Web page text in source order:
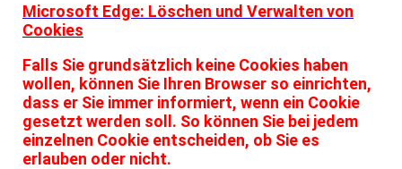
Microsoft Edge: Löschen und Verwalten von
Cookies
Falls Sie grundsätzlich keine Cookies haben
wollen, können Sie Ihren Browser so einrichten,
dass er Sie immer informiert, wenn ein Cookie
gesetzt werden soll. So können Sie bei jedem
einzelnen Cookie entscheiden, ob Sie es
erlauben oder nicht.